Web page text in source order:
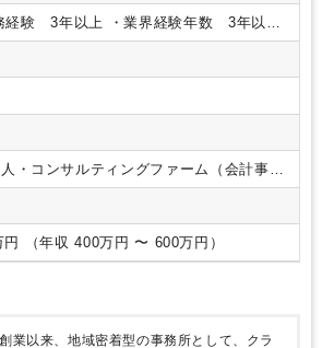
評価申請の書類作成等）
経験 3年以上 ・業界経験年数 3年以上
類作成まで出来る方 【歓迎条件】・簿
・コンサルティングファーム（会計事務
月給 26万円 〜 40万円 （年収 400万円 〜 600万円）
業以来、地域密着型の事務所として、クラ